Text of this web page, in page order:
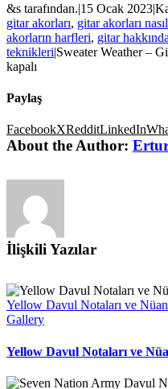
&s tarafından.|15 Ocak 2023|
gitar akorları, gitar akorları nasıl
akorların harfleri, gitar
teknikleri|Sweater Weather –
kapalı
Paylaş
FacebookXRedditLinkedIn
About the Author:
İlişkili Yazılar
Yellow Davul Notaları ve
Gallery
Yellow Davul Notaları ve